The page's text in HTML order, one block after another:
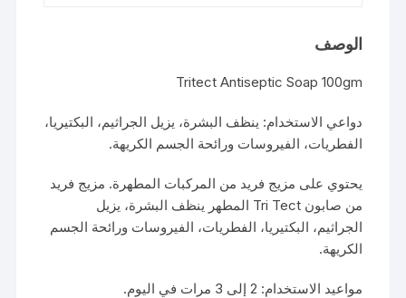
الوصف
Tritect Antiseptic Soap 100gm
دواعي الاستخدام: ينظف البشرة، يزيل الجراثيم، البكتيريا،
الفطريات، الفيروسات ورائحة الجسم الكريهة.
يحتوي على مزيج فريد من المركبات المطهرة. مزيج فريد
من صابون Tri Tect المطهر ينظف البشرة، يزيل
الجراثيم، البكتيريا، الفطريات، الفيروسات ورائحة الجسم
الكريهة.
مواعيد الاستخدام: 2 إلى 3 مرات في اليوم.